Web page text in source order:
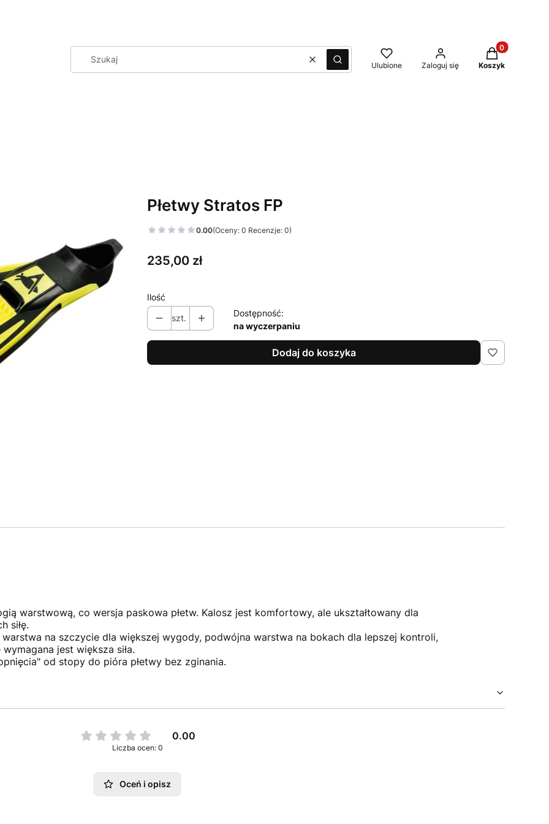
WyczyśćSzukaj Ulubione Zaloguj się
Produkty w
Koszyk
Płetwy Stratos FP
0.00(Oceny: 0 Recenzje: 0)
Cena
235,00 zł
Ilość
szt.
Dostępność:
na wyczerpaniu
Dodaj do koszyka
warstwową, co wersja paskowa płetw. Kalosz jest komfortowy, ale ukształtowany dla
siłę.
na szczycie dla większej wygody, podwójna warstwa na bokach dla lepszej kontroli,
jest większa siła.
od stopy do pióra płetwy bez zginania.
0.00
Liczba ocen: 0
Oceń i opisz